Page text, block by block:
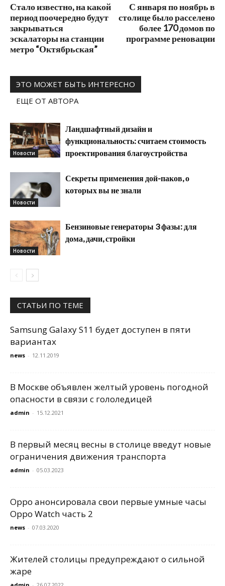
Стало известно, на какой
период поочередно будут
закрываться
эскалаторы на станции
метро “Октябрьская”
С января по ноябрь в
столице было расселено
более 170 домов по
программе реновации
ЭТО МОЖЕТ БЫТЬ ИНТЕРЕСНО
ЕЩЕ ОТ АВТОРА
Новости
Ландшафтный дизайн и
функциональность: считаем стоимость
проектирования благоустройства
Новости
Секреты применения дой-паков, о
которых вы не знали
Новости
Бензиновые генераторы 3 фазы: для
дома, дачи, стройки
СТАТЬИ ПО ТЕМЕ
Samsung Galaxy S11 будет доступен в пяти
вариантах
news - 12.11.2019
В Москве объявлен желтый уровень погодной
опасности в связи с гололедицей
admin - 15.12.2021
В первый месяц весны в столице введут новые
ограничения движения транспорта
admin - 05.03.2023
Oppo анонсировала свои первые умные часы
Oppo Watch часть 2
news - 07.03.2020
Жителей столицы предупреждают о сильной
жаре